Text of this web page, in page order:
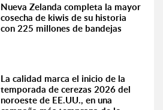
Nueva Zelanda completa la mayor
cosecha de kiwis de su historia
con 225 millones de bandejas
La calidad marca el inicio de la
temporada de cerezas 2026 del
noroeste de EE.UU., en una